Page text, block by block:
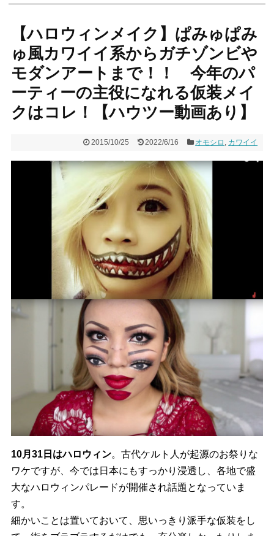
【ハロウィンメイク】ぱみゅぱみ
ゅ風カワイイ系からガチゾンビや
モダンアートまで！！ 今年のパ
ーティーの主役になれる仮装メイ
クはコレ！【ハウツー動画あり】
2015/10/25 2022/6/16 オモシロ カワイイ
10月31日はハロウィン。古代ケルト人が起源のお祭りな
ワケですが、今では日本にもすっかり浸透し、各地で盛
大なハロウィンパレードが開催され話題となっていま
す。
細かいことは置いておいて、思いっきり派手な仮装をし